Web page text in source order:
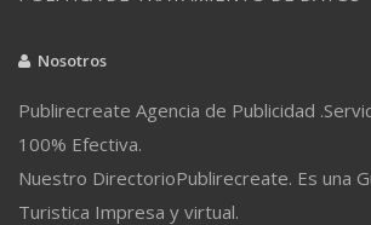
Nosotros
Publirecreate Agencia de Publicidad
100% Efectiva.
Nuestro DirectorioPublirecreate. Es una
Turistica Impresa y virtual.